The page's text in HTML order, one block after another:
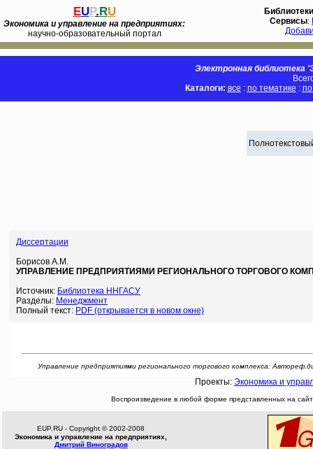
EUP.RU
Экономика и управление на предприятиях:
научно-образовательный портал
Библиотеки
Сервисы:
Электронная библиотека
Каталоги: все : по тематике :
Диссертации
Борисов А.М.
УПРАВЛЕНИЕ ПРЕДПРИЯТИЯМИ РЕГИОНАЛЬНОГО ТОРГОВОГО
Источник: Библиотека ННГАСУ
Разделы: Менеджмент
Полный текст: PDF (открывается в новом окне)
Управление предприятиями регионального торгового комплекса:
Проекты: Экономика и
Воспроизведение в любой форме представленных на
EUP.RU - Copyright © 2002-2008
Экономика и управление на предприятиях,
Дмитрий Виноградов